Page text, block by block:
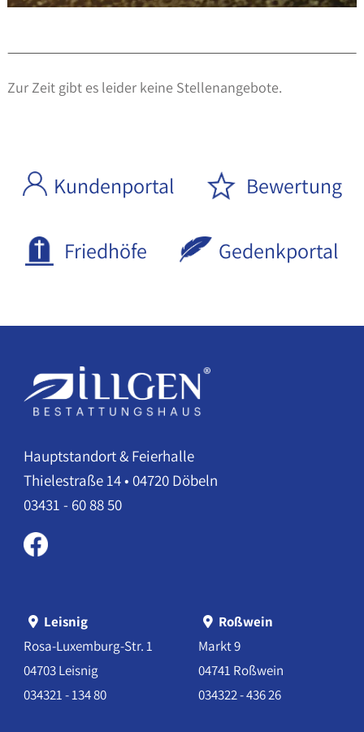
Zur Zeit gibt es leider keine Stellenangebote.
Kundenportal Bewertung
Friedhöfe Gedenkportal
Hauptstandort & Feierhalle
Thielestraße 14 • 04720 Döbeln
03431 - 60 88 50
Leisnig
Rosa-Luxemburg-Str. 1
04703 Leisnig
034321 - 134 80
Roßwein
Markt 9
04741 Roßwein
034322 - 436 26